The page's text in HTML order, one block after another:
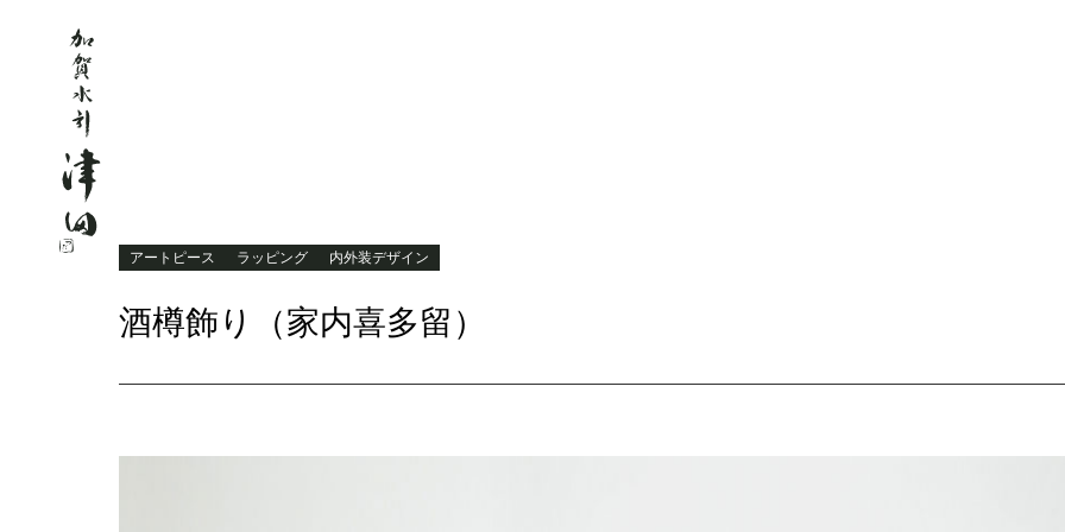
アートピース ラッピング 内外装デザイン
酒樽飾り（家内喜多留）